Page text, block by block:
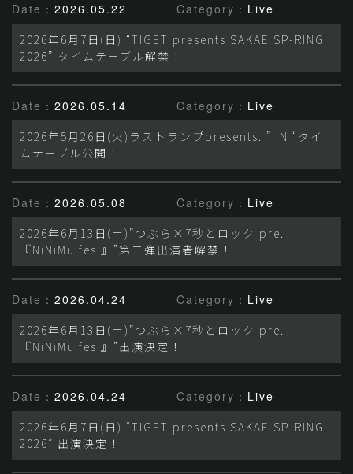
Date： 2026.05.22 Category： Live
2026年6月7日(日) “TIGET presents SAKAE SP-RING
2026” タイムテーブル解禁！
Date： 2026.05.14 Category： Live
2026年5月26日(火)ラストランプpresents. ” IN “タイ
ムテーブル公開！
Date： 2026.05.08 Category： Live
2026年6月13日(土)”つぶら×7秒とロック pre.
『NiNiMu fes.』”第二弾出演者解禁！
Date： 2026.04.24 Category： Live
2026年6月13日(土)”つぶら×7秒とロック pre.
『NiNiMu fes.』”出演決定！
Date： 2026.04.24 Category： Live
2026年6月7日(日) “TIGET presents SAKAE SP-RING
2026” 出演決定！